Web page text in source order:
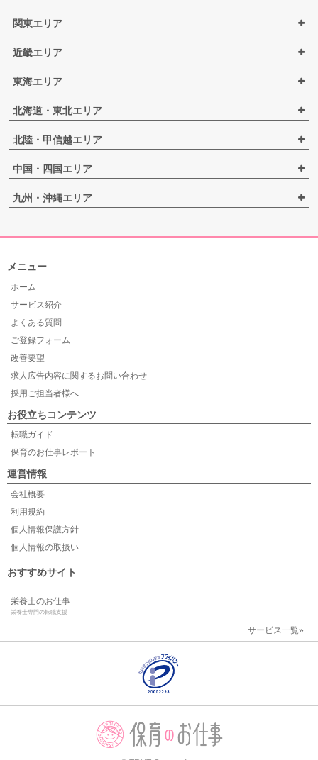
関東エリア
近畿エリア
東海エリア
北海道・東北エリア
北陸・甲信越エリア
中国・四国エリア
九州・沖縄エリア
メニュー
ホーム
サービス紹介
よくある質問
ご登録フォーム
改善要望
求人広告内容に関するお問い合わせ
採用ご担当者様へ
お役立ちコンテンツ
転職ガイド
保育のお仕事レポート
運営情報
会社概要
利用規約
個人情報保護方針
個人情報の取扱い
おすすめサイト
栄養士のお仕事
栄養士専門の転職支援
サービス一覧»